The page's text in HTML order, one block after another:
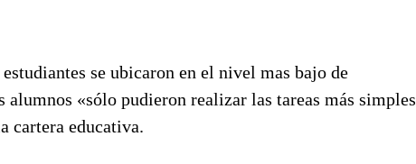
se ubicaron en el nivel mas bajo de
«sólo pudieron realizar las tareas más simples
cartera educativa.